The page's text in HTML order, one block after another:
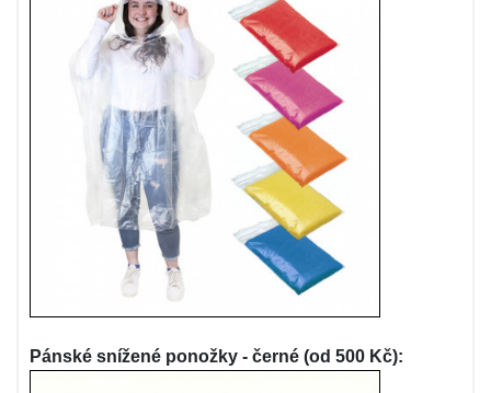
Pánské snížené ponožky - černé (od 500 Kč):